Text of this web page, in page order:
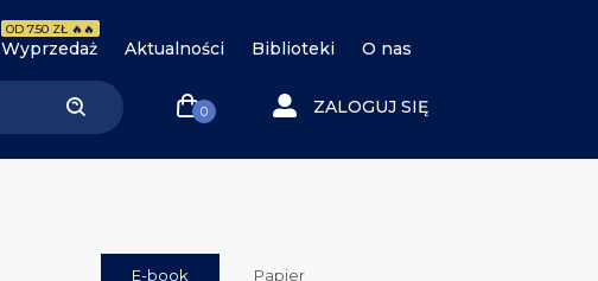
Wyprzedaż
OD 7.50 ZŁ 🔥🔥
Aktualności Biblioteki O nas
0 ZALOGUJ SIĘ
E-book Papier